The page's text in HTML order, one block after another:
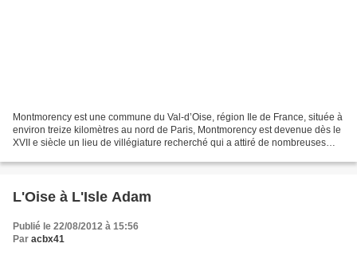
Montmorency est une commune du Val-d’Oise, région Ile de France, située à
environ treize kilomètres au nord de Paris, Montmorency est devenue dès le
XVII e siècle un lieu de villégiature recherché qui a attiré de nombreuses
L'Oise à L'Isle Adam
Publié le 22/08/2012 à 15:56
Par acbx41